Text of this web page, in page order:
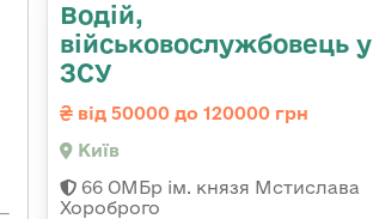
Водій,
військовослужбовець у
ЗСУ
від 50000 до 120000 грн
Київ
66 ОМБр ім. князя Мстислава
Хороброго